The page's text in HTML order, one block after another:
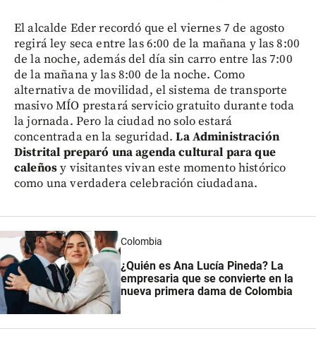
El alcalde Eder recordó que el viernes 7 de agosto
regirá ley seca entre las 6:00 de la mañana y las 8:00
de la noche, además del día sin carro entre las 7:00
de la mañana y las 8:00 de la noche. Como
alternativa de movilidad, el sistema de transporte
masivo MÍO prestará servicio gratuito durante toda
la jornada. Pero la ciudad no solo estará
concentrada en la seguridad.La Administración
Distrital preparó una agenda cultural para que
caleñosy visitantes vivan este momento histórico
como una verdadera celebración ciudadana.
Colombia
¿Quién es Ana Lucía Pineda? La
empresaria que se convierte en la
nueva primera dama de Colombia